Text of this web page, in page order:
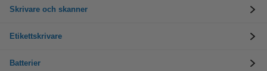
Skrivare och skanner
Etikettskrivare
Batterier